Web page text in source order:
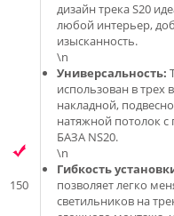
150
дизайн трека S20
любой интерьер,
изысканность.
\n
Универсальность:
использован в трех
накладной,
натяжной потолок
БАЗА NS20.
\n
Гибкость
позволяет легко
светильников на